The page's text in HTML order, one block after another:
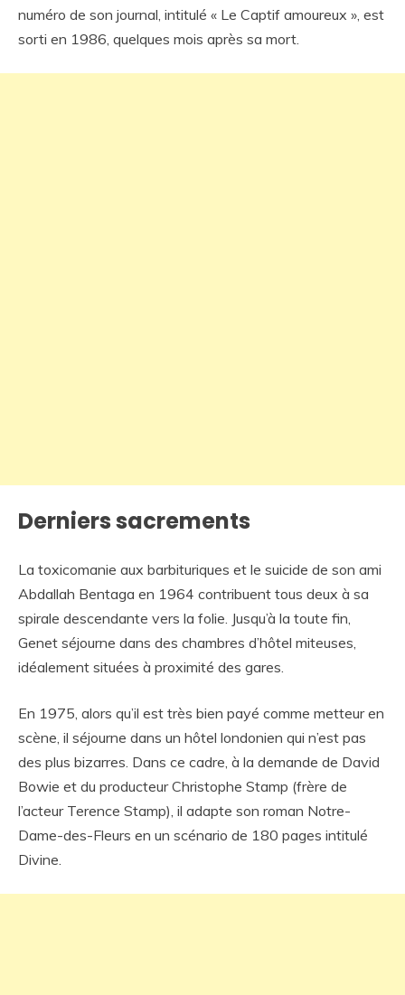
numéro de son journal, intitulé « Le Captif amoureux », est
sorti en 1986, quelques mois après sa mort.
Derniers sacrements
La toxicomanie aux barbituriques et le suicide de son ami
Abdallah Bentaga en 1964 contribuent tous deux à sa
spirale descendante vers la folie. Jusqu’à la toute fin,
Genet séjourne dans des chambres d’hôtel miteuses,
idéalement situées à proximité des gares.
En 1975, alors qu’il est très bien payé comme metteur en
scène, il séjourne dans un hôtel londonien qui n’est pas
des plus bizarres. Dans ce cadre, à la demande de David
Bowie et du producteur Christophe Stamp (frère de
l’acteur Terence Stamp), il adapte son roman Notre-
Dame-des-Fleurs en un scénario de 180 pages intitulé
Divine.